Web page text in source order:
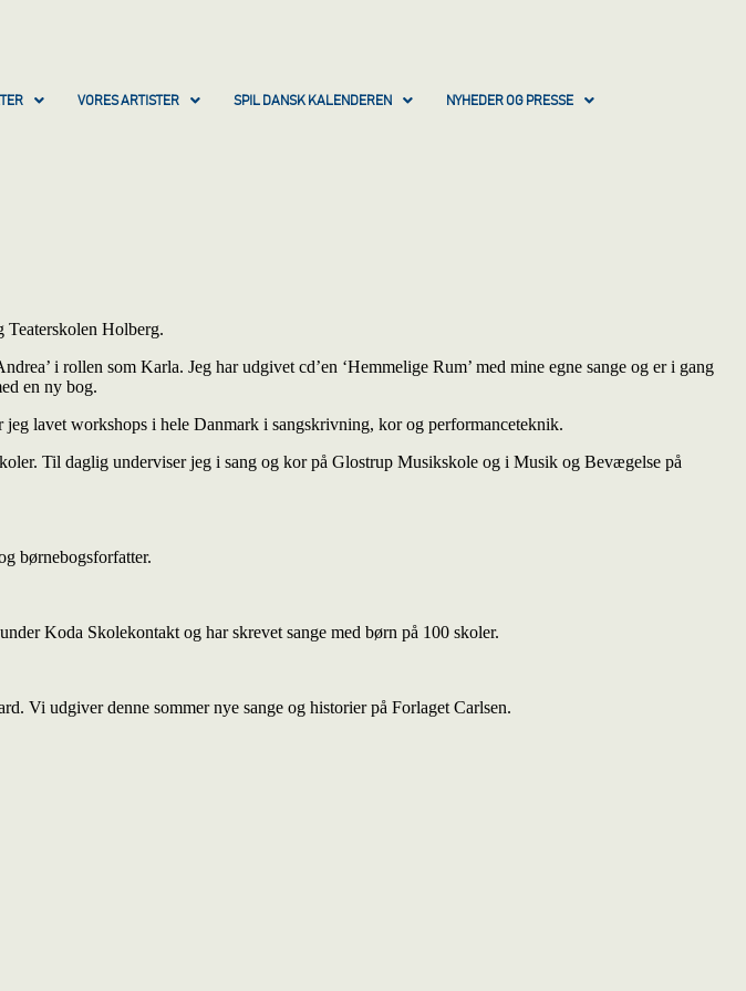
VORES ARTISTER SPIL DANSK KALENDEREN NYHEDER OG PRESSE
Teaterskolen Holberg.
i rollen som Karla. Jeg har udgivet cd’en ‘Hemmelige Rum’ med mine egne sange og er i gang
en ny bog.
lavet workshops i hele Danmark i sangskrivning, kor og performanceteknik.
Til daglig underviser jeg i sang og kor på Glostrup Musikskole og i Musik og Bevægelse på
børnebogsforfatter.
Koda Skolekontakt og har skrevet sange med børn på 100 skoler.
Vi udgiver denne sommer nye sange og historier på Forlaget Carlsen.